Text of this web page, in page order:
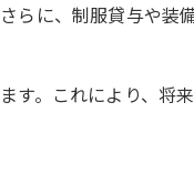
らに、制服貸与や装
す。これにより、将